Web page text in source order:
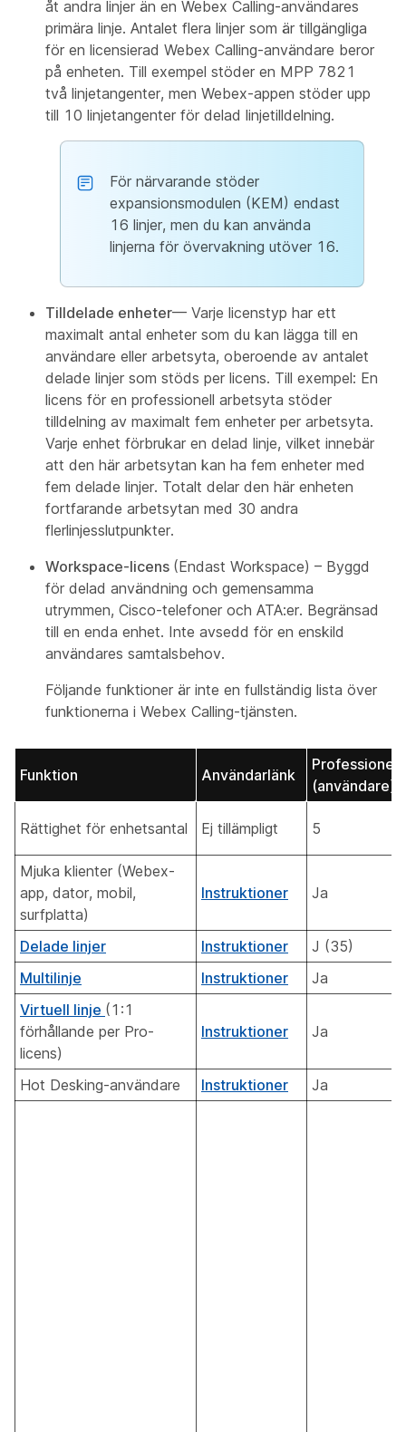
åt andra linjer än en Webex Calling-användares
primära linje. Antalet flera linjer som är tillgängliga
för en licensierad Webex Calling-användare beror
på enheten. Till exempel stöder en MPP 7821
två linjetangenter, men Webex-appen stöder upp
till 10 linjetangenter för delad linjetilldelning.
För närvarande stöder
expansionsmodulen (KEM) endast
16 linjer, men du kan använda
linjerna för övervakning utöver 16.
Tilldelade enheter— Varje licenstyp har ett
maximalt antal enheter som du kan lägga till en
användare eller arbetsyta, oberoende av antalet
delade linjer som stöds per licens. Till exempel: En
licens för en professionell arbetsyta stöder
tilldelning av maximalt fem enheter per arbetsyta.
Varje enhet förbrukar en delad linje, vilket innebär
att den här arbetsytan kan ha fem enheter med
fem delade linjer. Totalt delar den här enheten
fortfarande arbetsytan med 30 andra
flerlinjesslutpunkter.
Workspace-licens (Endast Workspace) – Byggd
för delad användning och gemensamma
utrymmen, Cisco-telefoner och ATA:er. Begränsad
till en enda enhet. Inte avsedd för en enskild
användares samtalsbehov.
Följande funktioner är inte en fullständig lista över
funktionerna i Webex Calling-tjänsten.
Funktion Användarlänk
Professionell
(användare)
Rättighet för enhetsantal Ej tillämpligt 5
Mjuka klienter (Webex-
app, dator, mobil,
surfplatta)
Instruktioner Ja
Delade linjer Instruktioner
J (35)
Multilinje
Instruktioner
Ja
Virtuell linje (1:1
förhållande per Pro-
licens)
Instruktioner Ja
Hot Desking-användare Instruktioner Ja